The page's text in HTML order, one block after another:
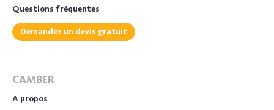
Questions fréquentes
Demandez un devis gratuit
CAMBER
A propos